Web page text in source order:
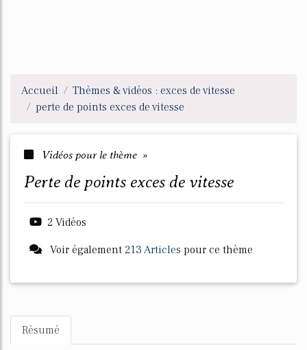
Accueil
Thèmes & vidéos : exces de vitesse
perte de points exces de vitesse
Vidéos pour le thème »
perte de points exces de vitesse
2 Vidéos
Voir également 213 Articles pour ce thème
Résumé